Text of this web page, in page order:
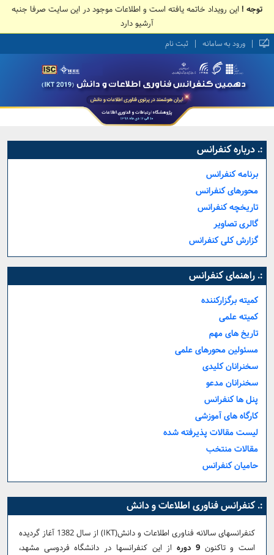
توجه ! این رویداد خاتمه یافته است و اطلاعات موجود در این سایت صرفا جنبه
آرشیو دارد
| ورود به سامانه | ثبت نام
:. درباره کنفرانس
برنامه کنفرانس
محورهای کنفرانس
تاریخچه کنفرانس
گالری تصاویر
گزارش کلی کنفرانس
:. راهنمای کنفرانس
کمیته برگزارکننده
کمیته علمی
تاریخ های مهم
مسئولین محورهای علمی
سخنرانان کلیدی
سخنرانان مدعو
پنل ها کنفرانس
کارگاه های آموزشی
لیست مقالات پذیرفته شده
مقالات منتخب
حامیان کنفرانس
:. کنفرانس فناوری اطلاعات و دانش
کنفرانس­های سالانه فناوری اطلاعات و دانش(IKT) از سال 1382 آغاز گردیده
است و تاکنون9 دوره
از این کنفرانس­ها در دانشگاه فردوسی مشهد،